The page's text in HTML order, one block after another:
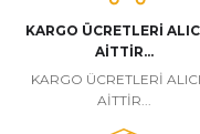
Ürün bilgilerinde hatalar
Ürün fiyatı diğer
Bu ürüne benzer farklı
KARGO ÜCRETLERİ
AİTTİR...
KARGO ÜCRETLERİ
AİTTİR...